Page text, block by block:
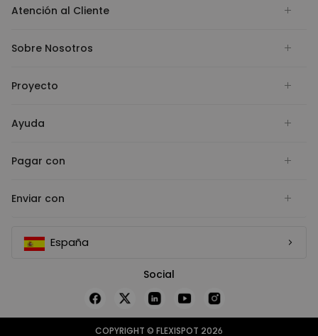
Atención al Cliente
Sobre Nosotros
Proyecto
Ayuda
Pagar con
Enviar con
España
Social
COPYRIGHT © FLEXISPOT 2026